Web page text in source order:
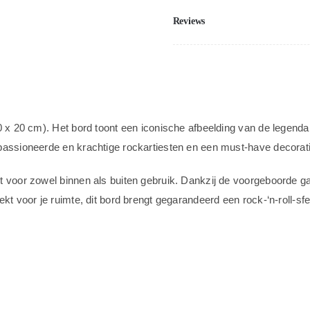
Reviews
20 cm). Het bord toont een iconische afbeelding van de
en krachtige rockartiesten en een must-have
zowel binnen als buiten gebruik. Dankzij de voorgeboorde
voor je ruimte, dit bord brengt gegarandeerd een rock-‘n-roll-